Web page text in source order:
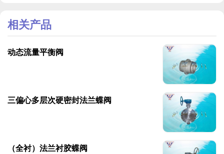
相关产品
动态流量平衡阀
三偏心多层次硬密封法兰蝶阀
（全衬）法兰衬胶蝶阀